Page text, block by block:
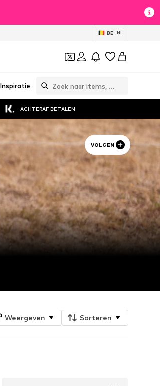
BE NL
Inspiratie
ACHTERAF BETALEN
VOLGEN
Weergeven Sorteren